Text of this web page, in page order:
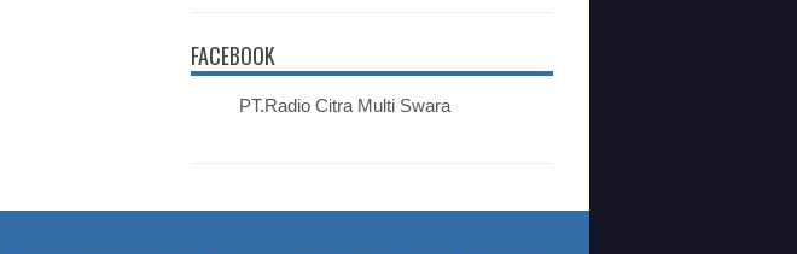
FACEBOOK
PT.Radio Citra Multi Swara